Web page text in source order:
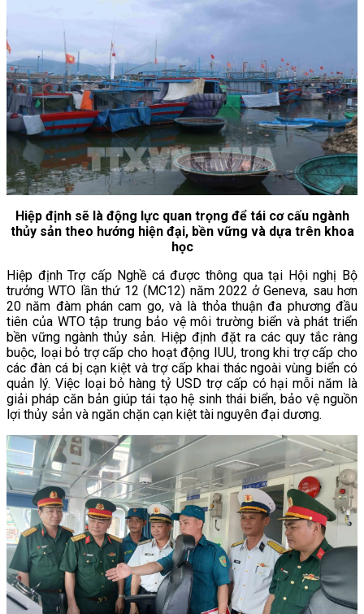
Hiệp định sẽ là động lực quan trọng để tái cơ cấu ngành
thủy sản theo hướng hiện đại, bền vững và dựa trên khoa
học
Hiệp định Trợ cấp Nghề cá được thông qua tại Hội nghị Bộ
trưởng WTO lần thứ 12 (MC12) năm 2022 ở Geneva, sau hơn
20 năm đàm phán cam go, và là thỏa thuận đa phương đầu
tiên của WTO tập trung bảo vệ môi trường biển và phát triển
bền vững ngành thủy sản. Hiệp định đặt ra các quy tắc ràng
buộc, loại bỏ trợ cấp cho hoạt động IUU, trong khi trợ cấp cho
các đàn cá bị cạn kiệt và trợ cấp khai thác ngoài vùng biển có
quản lý. Việc loại bỏ hàng tỷ USD trợ cấp có hại mỗi năm là
giải pháp căn bản giúp tái tạo hệ sinh thái biển, bảo vệ nguồn
lợi thủy sản và ngăn chặn cạn kiệt tài nguyên đại dương.